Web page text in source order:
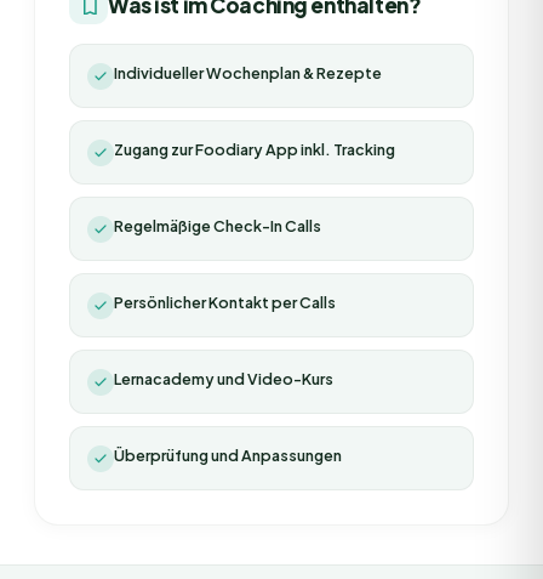
Individueller Wochenplan & Rezepte
Zugang zur Foodiary App inkl. Tracking
Regelmäßige Check-In Calls
Persönlicher Kontakt per Calls
Lernacademy und Video-Kurs
Überprüfung und Anpassungen